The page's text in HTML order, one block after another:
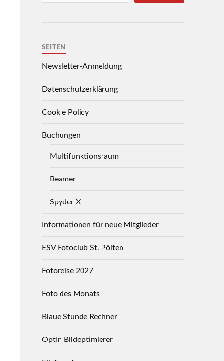
SEITEN
Newsletter-Anmeldung
Datenschutzerklärung
Cookie Policy
Buchungen
Multifunktionsraum
Beamer
Spyder X
Informationen für neue Mitglieder
ESV Fotoclub St. Pölten
Fotoreise 2027
Foto des Monats
Blaue Stunde Rechner
OptIn Bildoptimierer